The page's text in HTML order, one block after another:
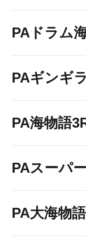
PAドラム
PAギンギ
PA海物語
PAスーパ
PA大海物